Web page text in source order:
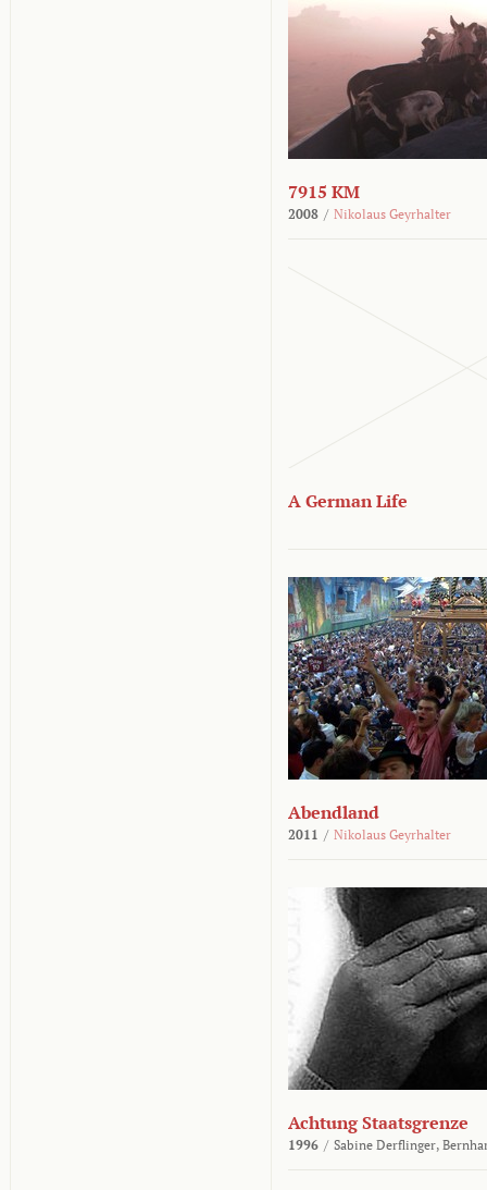
7915 KM
2008 / Nikolaus Geyrhalter
A German Life
Abendland
2011 / Nikolaus Geyrhalter
Achtung Staatsgrenze
1996 / Sabine Derflinger,